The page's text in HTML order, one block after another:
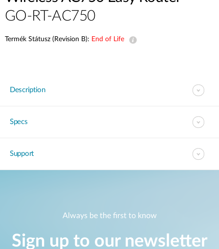
GO-RT-AC750
Termék Státusz (Revision B): End of Life
Description
Specs
Support
Always be the first to know
Sign up to our newsletter